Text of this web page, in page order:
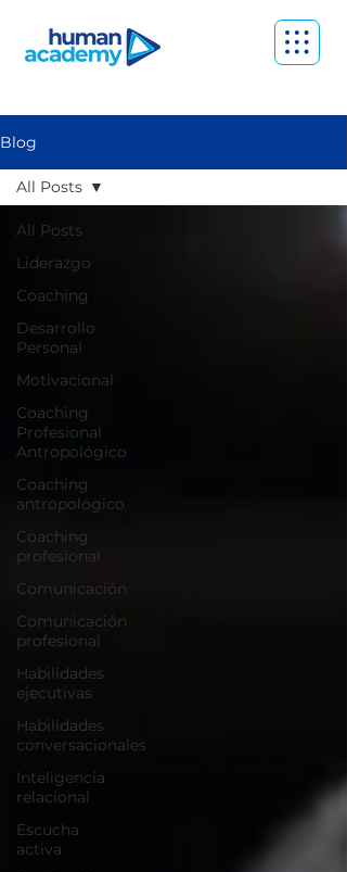
Blog
All Posts
Liderazgo
Coaching
Desarrollo
Personal
Motivacional
Coaching
Profesional
Antropológico
Coaching
antropológico
Coaching
profesional
Comunicación
Comunicación
profesional
Habilidades
ejecutivas
Habilidades
conversacionales
Inteligencia
relacional
Escucha
activa
All Posts